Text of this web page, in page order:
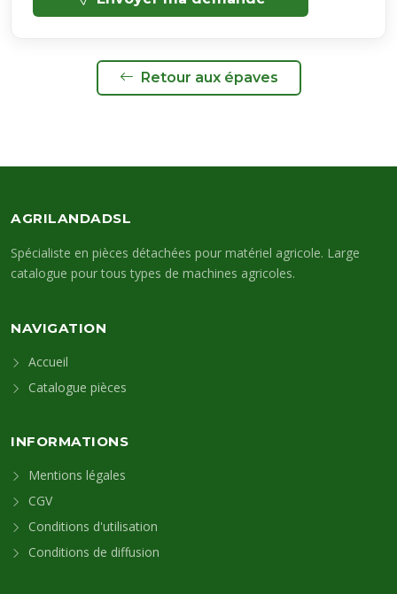
Retour aux épaves
AGRILANDADSL
Spécialiste en pièces détachées pour matériel agricole. Large
catalogue pour tous types de machines agricoles.
NAVIGATION
Accueil
Catalogue pièces
INFORMATIONS
Mentions légales
CGV
Conditions d'utilisation
Conditions de diffusion